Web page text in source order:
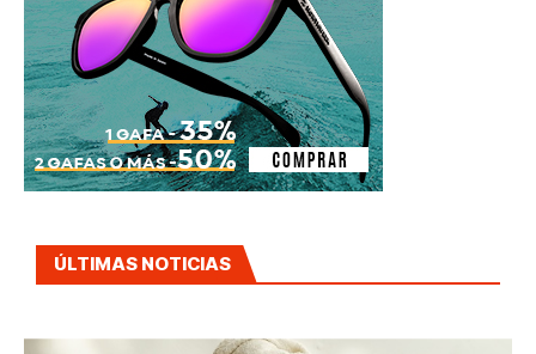
ÚLTIMAS NOTICIAS